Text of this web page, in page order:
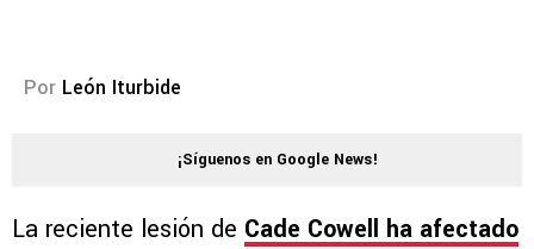
Por León Iturbide
¡Síguenos en Google News!
La reciente lesión de Cade Cowell ha afectado